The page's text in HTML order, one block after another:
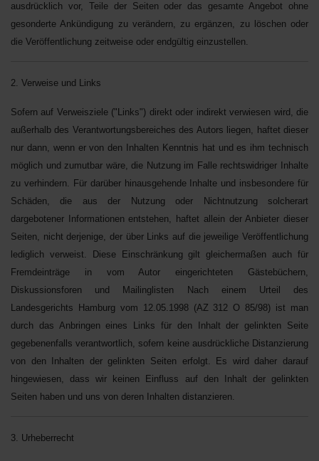
ausdrücklich vor, Teile der Seiten oder das gesamte Angebot ohne
gesonderte Ankündigung zu verändern, zu ergänzen, zu löschen oder
die Veröffentlichung zeitweise oder endgültig einzustellen.
2. Verweise und Links
Sofern auf Verweisziele ("Links") direkt oder indirekt verwiesen wird, die
außerhalb des Verantwortungsbereiches des Autors liegen, haftet dieser
nur dann, wenn er von den Inhalten Kenntnis hat und es ihm technisch
möglich und zumutbar wäre, die Nutzung im Falle rechtswidriger Inhalte
zu verhindern. Für darüber hinausgehende Inhalte und insbesondere für
Schäden, die aus der Nutzung oder Nichtnutzung solcherart
dargebotener Informationen entstehen, haftet allein der Anbieter dieser
Seiten, nicht derjenige, der über Links auf die jeweilige Veröffentlichung
lediglich verweist. Diese Einschränkung gilt gleichermaßen auch für
Fremdeinträge in vom Autor eingerichteten Gästebüchern,
Diskussionsforen und Mailinglisten Nach einem Urteil des
Landesgerichts Hamburg vom 12.05.1998 (AZ 312 O 85/98) ist man
durch das Anbringen eines Links für den Inhalt der gelinkten Seite
gegebenenfalls verantwortlich, sofern keine ausdrückliche Distanzierung
von den Inhalten der gelinkten Seiten erfolgt. Es wird daher darauf
hingewiesen, dass wir keinen Einfluss auf den Inhalt der gelinkten
Seiten haben und uns von deren Inhalten distanzieren.
3. Urheberrecht